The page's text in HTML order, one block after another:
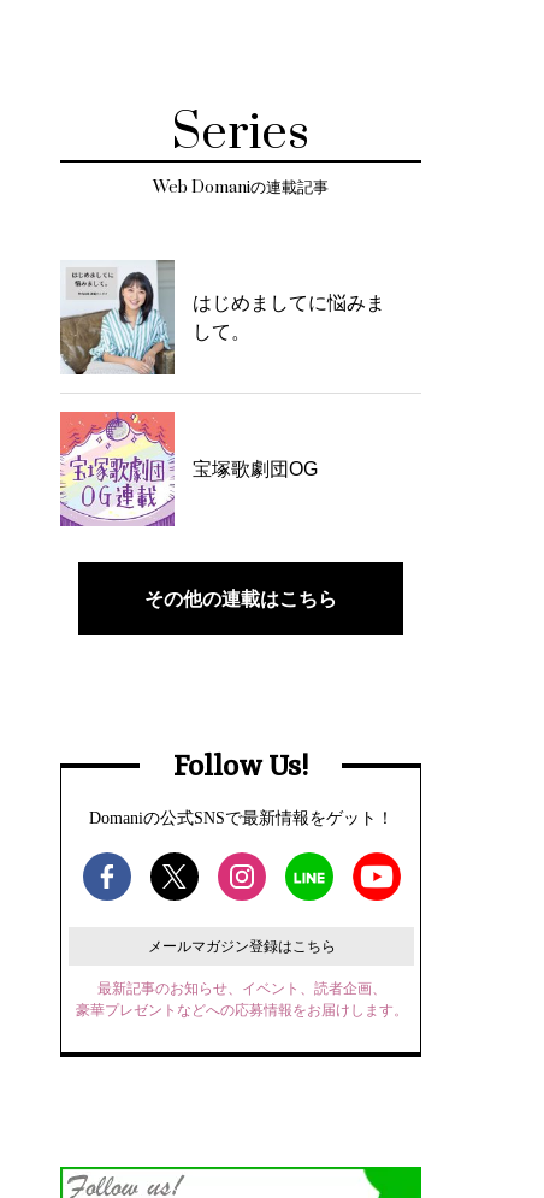
Series
Web Domaniの連載記事
はじめましてに悩みま
して。
宝塚歌劇団OG
その他の連載はこちら
Follow Us!
Domaniの公式SNSで最新情報をゲット！
メールマガジン登録はこちら
最新記事のお知らせ、イベント、読者企画、
豪華プレゼントなどへの応募情報をお届けします。